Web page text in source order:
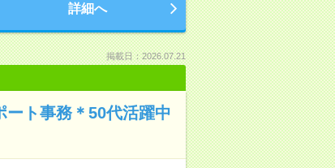
詳細へ
掲載日：2026.07.21
ート事務＊50代活躍中